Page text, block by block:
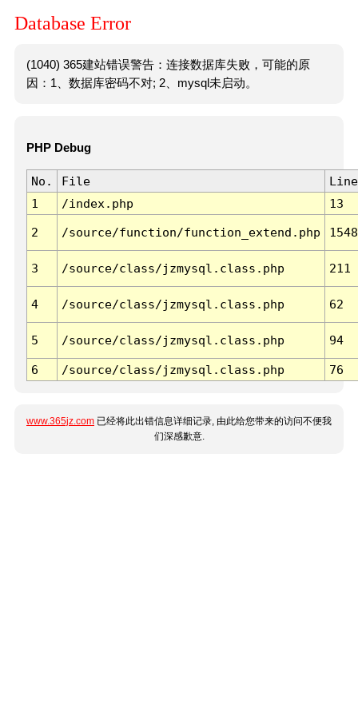
Database Error
(1040) 365建站错误警告：连接数据库失败，可能的原
因：1、数据库密码不对; 2、mysql未启动。
PHP Debug
No. File
Line
1
/index.php 13
2 /source/function/function_extend.php 1548
3 /source/class/jzmysql.class.php 211
4 /source/class/jzmysql.class.php 62
5 /source/class/jzmysql.class.php 94
6 /source/class/jzmysql.class.php 76
www.365jz.com 已经将此出错信息详细记录, 由此给您带来的访问不便我
们深感歉意.